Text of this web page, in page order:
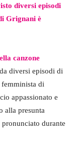
diversi episodi
Grignani è
canzone
diversi episodi di
di
appassionato e
alla presunta
pronunciato durante